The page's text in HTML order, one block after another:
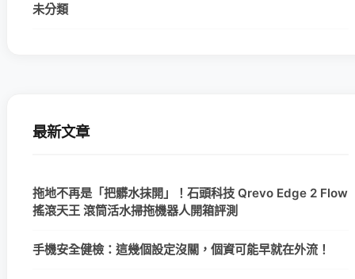
未分類
最新文章
拖地不再是「把髒水抹開」！石頭科技 Qrevo Edge 2 Flow
搖滾天王 滾筒活水掃拖機器人開箱評測
手機安全健檢：這幾個設定沒關，個資可能早就在外流！